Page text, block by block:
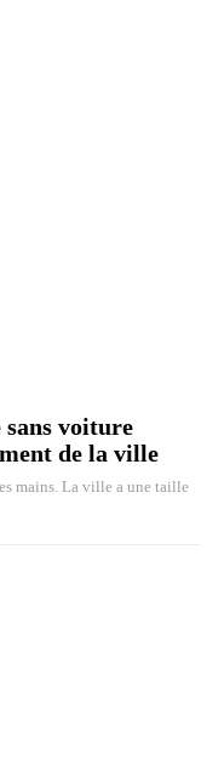
sans voiture
de la ville
mains. La ville a une taille